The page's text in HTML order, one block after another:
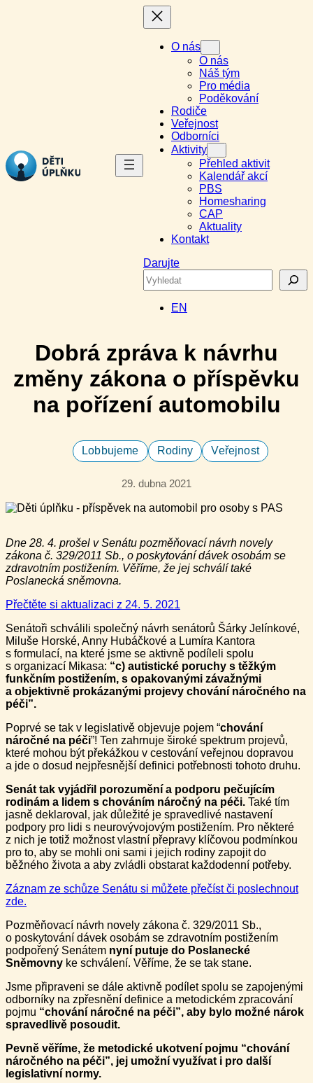
O nás
O nás
Náš tým
Pro média
Poděkování
Rodiče
Veřejnost
Odborníci
Aktivity
Přehled aktivit
Kalendář akcí
PBS
Homesharing
CAP
Aktuality
Kontakt
Darujte
Search
EN
Dobrá zpráva k návrhu
změny zákona o příspěvku
na pořízení automobilu
Lobbujeme Rodiny Veřejnost
29. dubna 2021
Dne 28. 4. prošel v Senátu pozměňovací návrh novely
zákona č. 329/2011 Sb., o poskytování dávek osobám se
zdravotním postižením. Věříme, že jej schválí také
Poslanecká sněmovna.
Přečtěte si aktualizaci z 24. 5. 2021
Senátoři schválili společný návrh senátorů Šárky Jelínkové,
Miluše Horské, Anny Hubáčkové a Lumíra Kantora
s formulací, na které jsme se aktivně podíleli spolu
s organizací Mikasa: “c) autistické poruchy s těžkým
funkčním postižením, s opakovanými závažnými
a objektivně prokázanými projevy chování náročného na
péči”.
Poprvé se tak v legislativě objevuje pojem “chování
náročné na péči”! Ten zahrnuje široké spektrum projevů,
které mohou být překážkou v cestování veřejnou dopravou
a jde o dosud nejpřesnější definici potřebnosti tohoto druhu.
Senát tak vyjádřil porozumění a podporu pečujícím
rodinám a lidem s chováním náročný na péči. Také tím
jasně deklaroval, jak důležité je spravedlivé nastavení
podpory pro lidi s neurovývojovým postižením. Pro některé
z nich je totiž možnost vlastní přepravy klíčovou podmínkou
pro to, aby se mohli oni sami i jejich rodiny zapojit do
běžného života a aby zvládli obstarat každodenní potřeby.
Záznam ze schůze Senátu si můžete přečíst či poslechnout
zde.
Pozměňovací návrh novely zákona č. 329/2011 Sb.,
o poskytování dávek osobám se zdravotním postižením
podpořený Senátem nyní putuje do Poslanecké
Sněmovny ke schválení. Věříme, že se tak stane.
Jsme připraveni se dále aktivně podílet spolu se zapojenými
odborníky na zpřesnění definice a metodickém zpracování
pojmu “chování náročné na péči”, aby bylo možné nárok
spravedlivě posoudit.
Pevně věříme, že metodické ukotvení pojmu “chování
náročného na péči”, jej umožní využívat i pro další
legislativní normy.